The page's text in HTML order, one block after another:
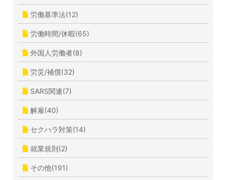
労働基準法(12)
労働時間/休暇(65)
外国人労働者(8)
労災/補償(32)
SARS関連(7)
解雇(40)
セクハラ対策(14)
就業規則(2)
その他(191)